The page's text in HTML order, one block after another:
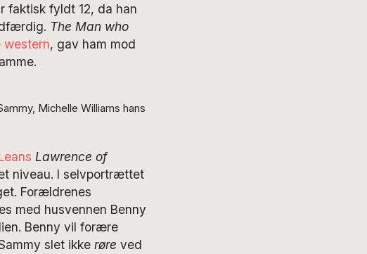
faktisk fyldt 12, da han
The Man who
western, gav ham mod
Michelle Williams hans
Lawrence of
niveau. I selvportrættet
Forældrenes
med husvennen Benny
Benny vil forære
slet ikke røre ved